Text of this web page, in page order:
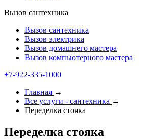
Вызов сантехника
Вызов сантехника
Вызов электрика
Вызов домашнего мастера
Вызов компьютерного мастера
+7-922-335-1000
Главная →
Все услуги - cантехника →
Переделка стояка
Переделка стояка